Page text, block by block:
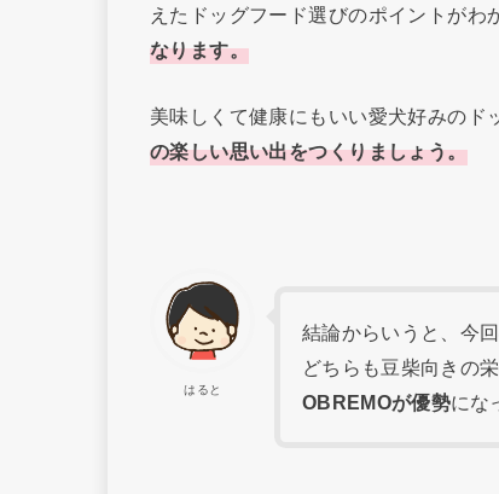
えたドッグフード選びのポイントがわ
なります。
美味しくて健康にもいい愛犬好みのド
の楽しい思い出をつくりましょう。
はると
結論からいうと、今
どちらも豆柴向きの
OBREMOが優勢にな